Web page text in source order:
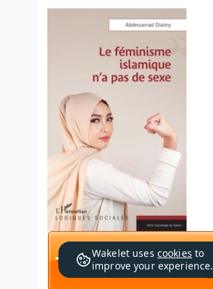
Wakelet uses cookies to
improve your experience.